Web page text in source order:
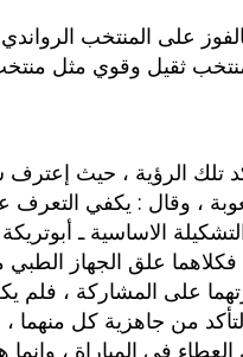
على المنتخب الرواندي
ثقيل وقوي مثل
تلك الرؤية‮ ‬،‮ ‬حيث إعترف
‬،‮ ‬وقال‮ : ‬يكفي التعرف
الاساسية ـ
فكلاهما علق الجهاز
على المشاركة‮ ‬،‮ ‬فلم
من جاهزية كل منهما‮
العطاء في المباراة‮ ‬،‮
وصفات أكلات عيد راس
والميلاد المجيد